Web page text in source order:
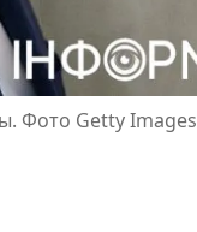
Фото Getty Images